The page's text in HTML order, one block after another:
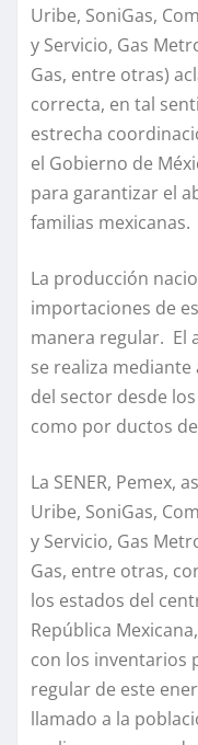
Uribe, SoniGas,
y Servicio, Gas
Gas, entre otras)
correcta, en tal
estrecha
el Gobierno de
para garantizar el
familias mexicanas.
La producción
importaciones de
manera regular. El
se realiza
del sector desde
como por ductos
La SENER, Pemex,
Uribe, SoniGas,
y Servicio, Gas
Gas, entre otras,
los estados del
República
con los inventarios
regular de este
llamado a la